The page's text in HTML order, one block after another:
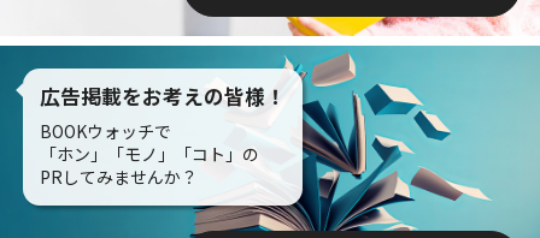
広告掲載をお考えの皆様！
BOOKウォッチで
「ホン」「モノ」「コト」の
PRしてみませんか？